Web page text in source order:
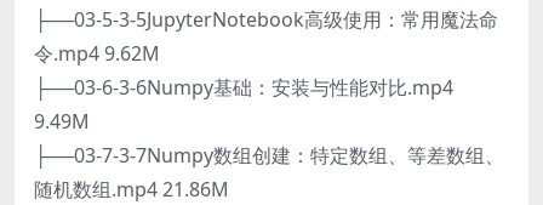
├──03-5-3-5JupyterNotebook高级使用：常用魔法命
令.mp4 9.62M
├──03-6-3-6Numpy基础：安装与性能对比.mp4
9.49M
├──03-7-3-7Numpy数组创建：特定数组、等差数组、
随机数组.mp4 21.86M